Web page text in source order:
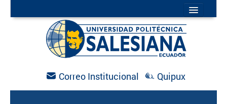
INICIO MAPA DEL SITIO DIRECTORIO AGENDA NOTICIAS
Correo Institucional Quipux